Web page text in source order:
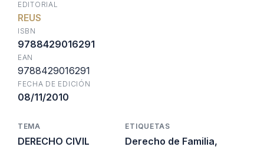
era:
$33.900.
EDITORIAL
REUS
ISBN
9788429016291
EAN
9788429016291
FECHA DE EDICIÓN
08/11/2010
TEMA
DERECHO CIVIL
ETIQUETAS
Derecho de Familia,